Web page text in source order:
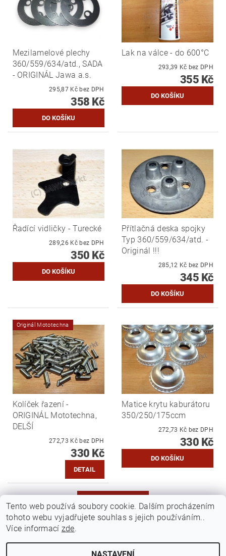
Mezilamelové plechy
360/559/634/atd., SADA
- ORIGINÁL Jawa a.s.
295,87 Kč bez DPH
358 Kč
Lak na válce - do 600°C
293,39 Kč bez DPH
355 Kč
Řadící vidličky - Turecké
289,26 Kč bez DPH
350 Kč
Přítlačná deska spojky
Typ 360/559/634/atd. -
Originál !!!
285,12 Kč bez DPH
345 Kč
Originál Mototechna
Kolíček řazení -
ORIGINÁL Mototechna,
DELŠÍ
272,73 Kč bez DPH
330 Kč
DETAIL
Matice krytu kaburátoru
350/250/175ccm
272,73 Kč bez DPH
330 Kč
Tento web používá soubory cookie. Dalším procházením
tohoto webu vyjadřujete souhlas s jejich používáním..
Více informací zde.